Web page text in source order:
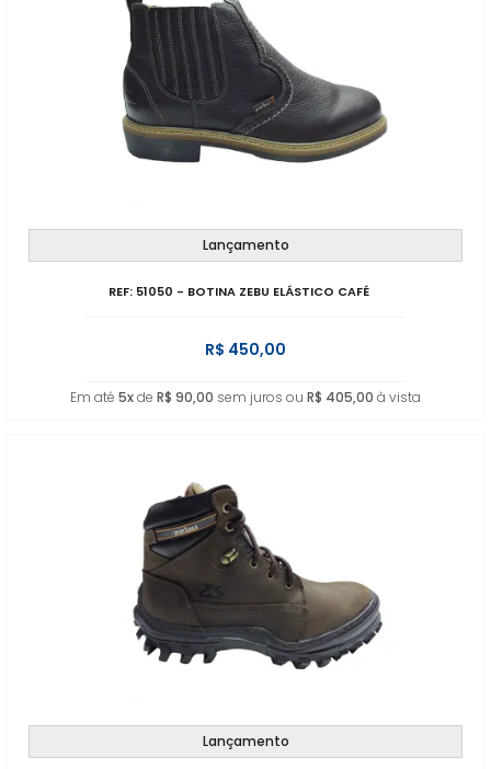
Lançamento
REF: 51050 - BOTINA ZEBU ELÁSTICO CAFÉ
R$ 450,00
Em até 5xde R$ 90,00 sem juros ou R$ 405,00 à vista
Lançamento